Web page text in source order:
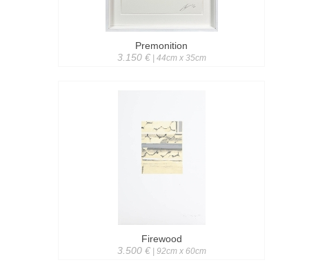
Premonition
3.150 €| 44cm x 35cm
Firewood
3.500 €| 92cm x 60cm